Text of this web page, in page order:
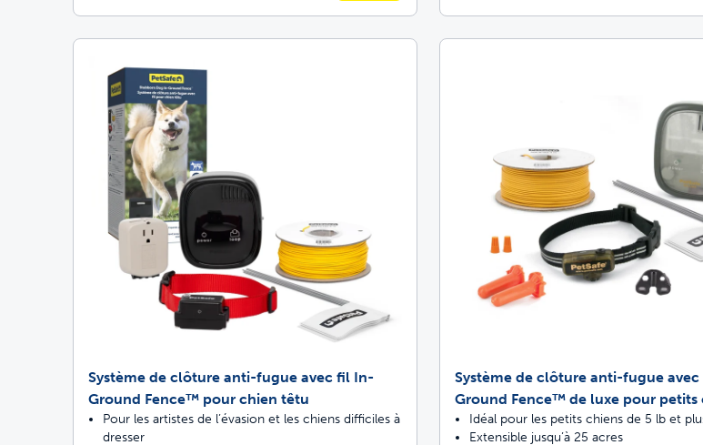
Système de clôture anti-fugue avec fil In-
Ground Fence™ pour chien têtu
Pour les artistes de l’évasion et les chiens difficiles à
dresser
Système de clôture anti-fugue
Ground Fence™ de luxe pour petits
Idéal pour les petits chiens de 5 lb et
Extensible jusqu’à 25 acres